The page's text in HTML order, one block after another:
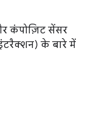
कंपोज़िट सेंसर
के बारे में